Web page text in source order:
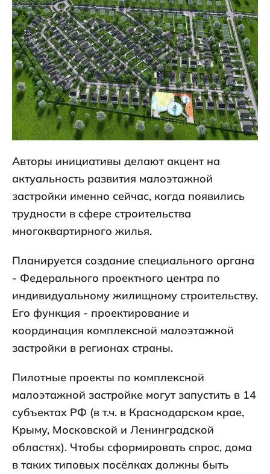
Авторы инициативы делают акцент на
актуальность развития малоэтажной
застройки именно сейчас, когда появились
трудности в сфере строительства
многоквартирного жилья.
Планируется создание специального органа
- Федерального проектного центра по
индивидуальному жилищному строительству.
Его функция - проектирование и
координация комплексной малоэтажной
застройки в регионах страны.
Пилотные проекты по комплексной
малоэтажной застройке могут запустить в 14
субъектах РФ (в т.ч. в Краснодарском крае,
Крыму, Московской и Ленинградской
областях). Чтобы сформировать спрос, дома
в таких типовых посёлках должны быть